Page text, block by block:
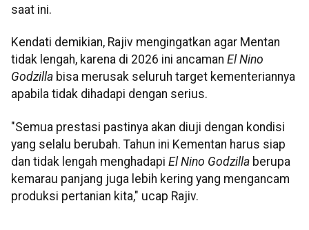
saat ini.
Kendati demikian, Rajiv mengingatkan agar Mentan
tidak lengah, karena di 2026 ini ancaman El Nino
Godzilla bisa merusak seluruh target kementeriannya
apabila tidak dihadapi dengan serius.
"Semua prestasi pastinya akan diuji dengan kondisi
yang selalu berubah. Tahun ini Kementan harus siap
dan tidak lengah menghadapi El Nino Godzilla berupa
kemarau panjang juga lebih kering yang mengancam
produksi pertanian kita," ucap Rajiv.